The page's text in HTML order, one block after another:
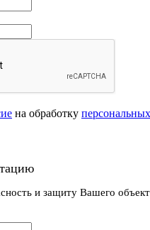
на обработку
и защиту Вашего